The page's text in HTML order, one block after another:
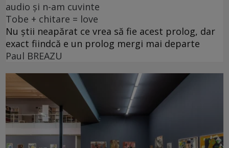
audio și n-am cuvinte
Tobe + chitare = love
Nu știi neapărat ce vrea să fie acest prolog, dar
exact fiindcă e un prolog mergi mai departe
Paul BREAZU